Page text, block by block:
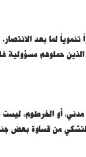
تنموياً لما بعد
حملوهم مسؤولية
أو الخرطوم، ليست
من قساوة بعض